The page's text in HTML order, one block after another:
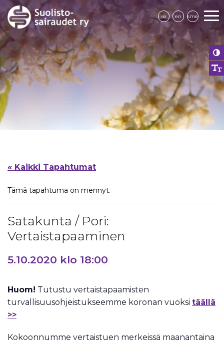
se en sme
« Kaikki Tapahtumat
Tämä tapahtuma on mennyt.
Satakunta / Pori:
Vertaistapaaminen
5.10.2020 klo 18:00
Huom! Tutustu vertaistapaamisten
turvallisuusohjeistukseemme koronan vuoksi täällä
>>
Kokoonnumme vertaistuen merkeissä maanantaina